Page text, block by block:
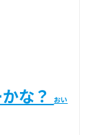
な？ おい